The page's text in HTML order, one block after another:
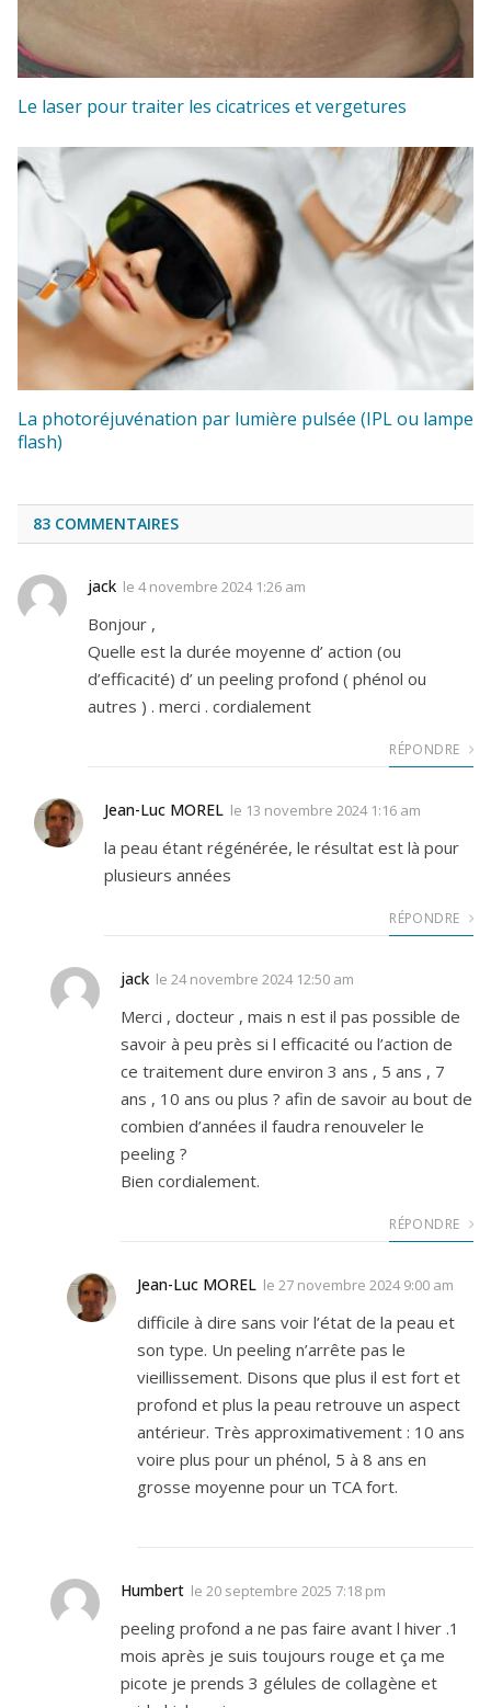
Le laser pour traiter les cicatrices et vergetures
La photoréjuvénation par lumière pulsée (IPL ou lampe
flash)
83 COMMENTAIRES
jack le 4 novembre 2024 1:26 am
Bonjour ,
Quelle est la durée moyenne d’ action (ou
d’efficacité) d’ un peeling profond ( phénol ou
autres ) . merci . cordialement
RÉPONDRE
Jean-Luc MOREL le 13 novembre 2024 1:16 am
la peau étant régénérée, le résultat est là pour
plusieurs années
RÉPONDRE
jack le 24 novembre 2024 12:50 am
Merci , docteur , mais n est il pas possible de
savoir à peu près si l efficacité ou l’action de
ce traitement dure environ 3 ans , 5 ans , 7
ans , 10 ans ou plus ? afin de savoir au bout de
combien d’années il faudra renouveler le
peeling ?
Bien cordialement.
RÉPONDRE
Jean-Luc MOREL le 27 novembre 2024 9:00 am
difficile à dire sans voir l’état de la peau et
son type. Un peeling n’arrête pas le
vieillissement. Disons que plus il est fort et
profond et plus la peau retrouve un aspect
antérieur. Très approximativement : 10 ans
voire plus pour un phénol, 5 à 8 ans en
grosse moyenne pour un TCA fort.
Humbert le 20 septembre 2025 7:18 pm
peeling profond a ne pas faire avant l hiver .1
mois après je suis toujours rouge et ça me
picote je prends 3 gélules de collagène et